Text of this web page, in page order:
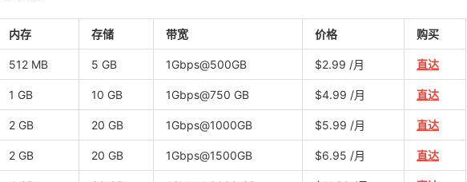
内存 存储 带宽 价格 购买
512 MB 5 GB 1Gbps@500GB $2.99 /月 直达
1 GB 10 GB 1Gbps@750 GB $4.99 /月 直达
2 GB 20 GB 1Gbps@1000GB $5.99 /月 直达
2 GB 20 GB 1Gbps@1500GB $6.95 /月 直达